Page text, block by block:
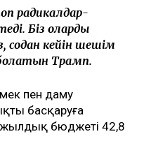
радикалдар-
Біз оларды
кейін шешім
Трамп.
пен даму
басқаруға
жылдық бюджеті 42,8